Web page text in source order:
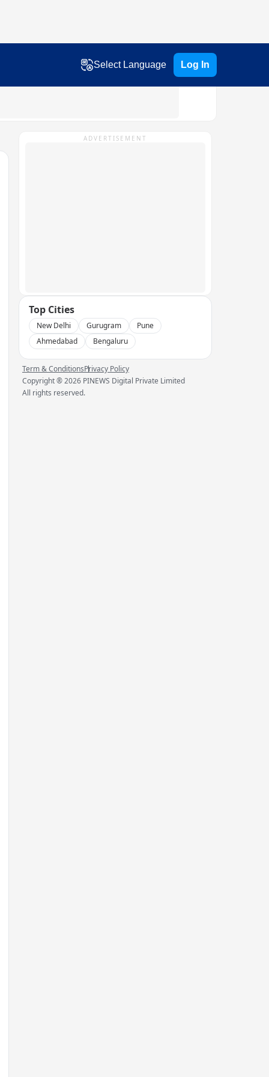
Select Language Log In
ADVERTISEMENT
Top Cities
New Delhi Gurugram
Pune
Ahmedabad
Bengaluru
Term & ConditionsPrivacy Policy
Copyright ®2026 PINEWS Digital Private Limited
All rights reserved.